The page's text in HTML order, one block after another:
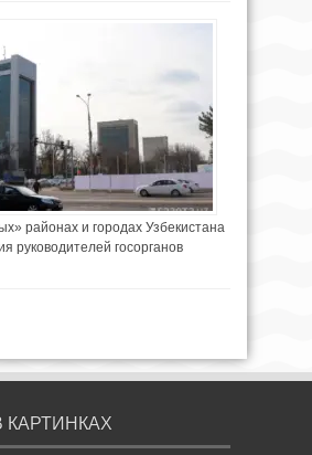
районах и городах Узбекистана
руководителей госорганов
КАРТИНКАХ